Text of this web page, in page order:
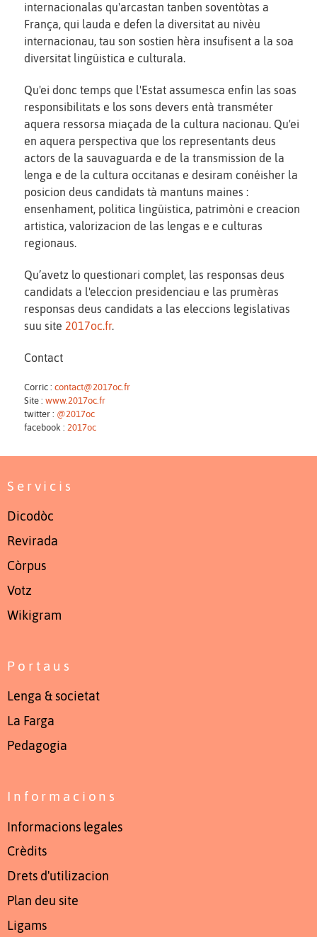
internacionalas qu'arcastan tanben soventòtas a
França, qui lauda e defen la diversitat au nivèu
internacionau, tau son sostien hèra insufisent a la soa
diversitat lingüistica e culturala.
Qu'ei donc temps que l'Estat assumesca enfin las soas
responsibilitats e los sons devers entà transméter
aquera ressorsa miaçada de la cultura nacionau. Qu'ei
en aquera perspectiva que los representants deus
actors de la sauvaguarda e de la transmission de la
lenga e de la cultura occitanas e desiram conéisher la
posicion deus candidats tà mantuns maines :
ensenhament, politica lingüistica, patrimòni e creacion
artistica, valorizacion de las lengas e e culturas
regionaus.
Qu’avetz lo questionari complet, las responsas deus
candidats a l'eleccion presidenciau e las prumèras
responsas deus candidats a las eleccions legislativas
suu site 2017oc.fr.
Contact
Corric : contact@2017oc.fr
Site : www.2017oc.fr
twitter : @2017oc
facebook : 2017oc
Servicis
Dicodòc
Revirada
Còrpus
Votz
Wikigram
Portaus
Lenga & societat
La Farga
Pedagogia
Informacions
Informacions legales
Crèdits
Drets d'utilizacion
Plan deu site
Ligams